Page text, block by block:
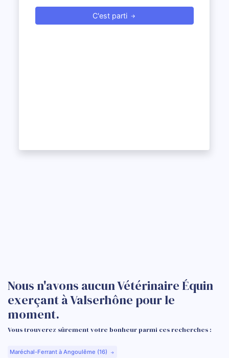
C'est parti
Nous n'avons aucun Vétérinaire Équin
exerçant à Valserhône pour le
moment.
Vous trouverez sûrement votre bonheur parmi ces recherches :
Maréchal-Ferrant à Angoulême (16)